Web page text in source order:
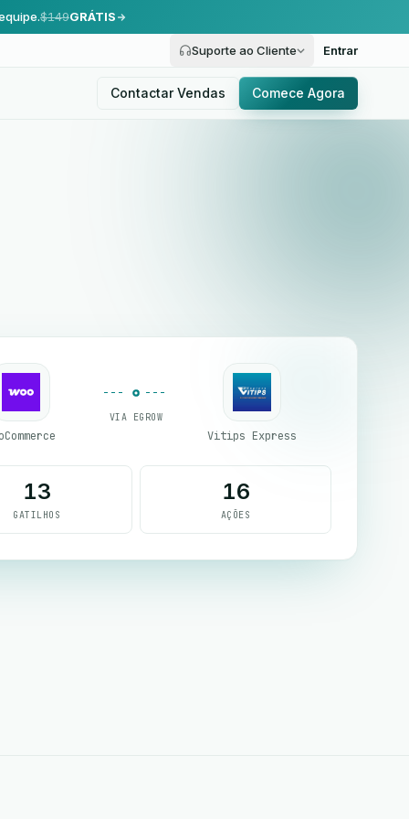
$149GRÁTIS
Suporte ao Cliente Entrar
Contactar Vendas Comece Agora
VIA EGROW
Vitips Express
13
GATILHOS
16
AÇÕES